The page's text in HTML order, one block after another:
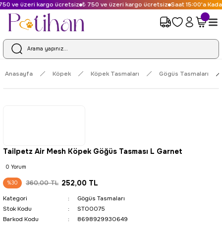
ve üzeri kargo ücretsiz ₺ 750 ve üzeri kargo ücretsiz Saat 15:00'a
Anasayfa Köpek Köpek Tasmaları Gögüs Tasmaları
Tailpetz Air Mesh Köpek Göğüs Tasması L Garnet
0 Yorum
%30 360,00 TL 252,00 TL
Kategori
Gögüs Tasmaları
Stok Kodu
ST00075
Barkod Kodu
8698929930649